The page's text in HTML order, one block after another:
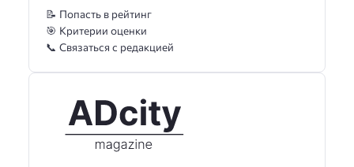
📝 Попасть в рейтинг
🎯 Критерии оценки
📞 Связаться с редакцией